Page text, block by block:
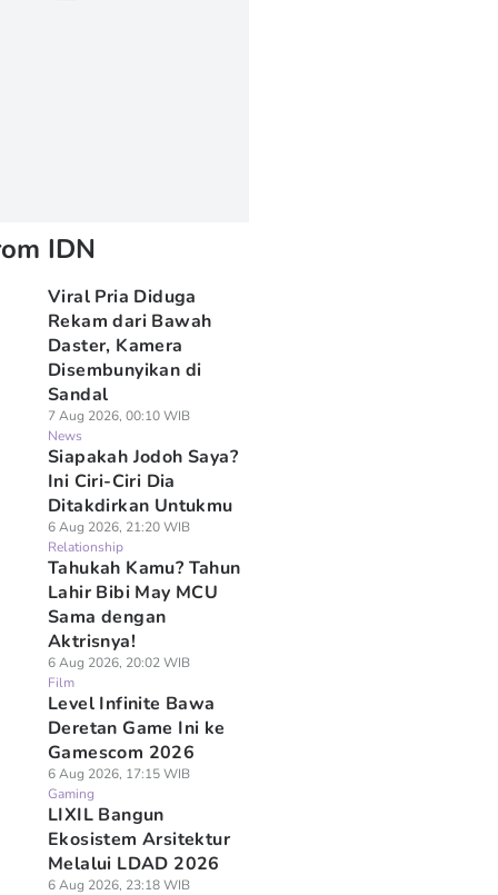
IDN
Viral Pria Diduga
Rekam dari Bawah
Daster, Kamera
Disembunyikan di
Sandal
7 Aug 2026, 00:10 WIB
News
Siapakah Jodoh Saya?
Ini Ciri-Ciri Dia
Ditakdirkan Untukmu
6 Aug 2026, 21:20 WIB
Relationship
Tahukah Kamu? Tahun
Lahir Bibi May MCU
Sama dengan
Aktrisnya!
6 Aug 2026, 20:02 WIB
Film
Level Infinite Bawa
Deretan Game Ini ke
Gamescom 2026
6 Aug 2026, 17:15 WIB
Gaming
LIXIL Bangun
Ekosistem Arsitektur
Melalui LDAD 2026
6 Aug 2026, 23:18 WIB